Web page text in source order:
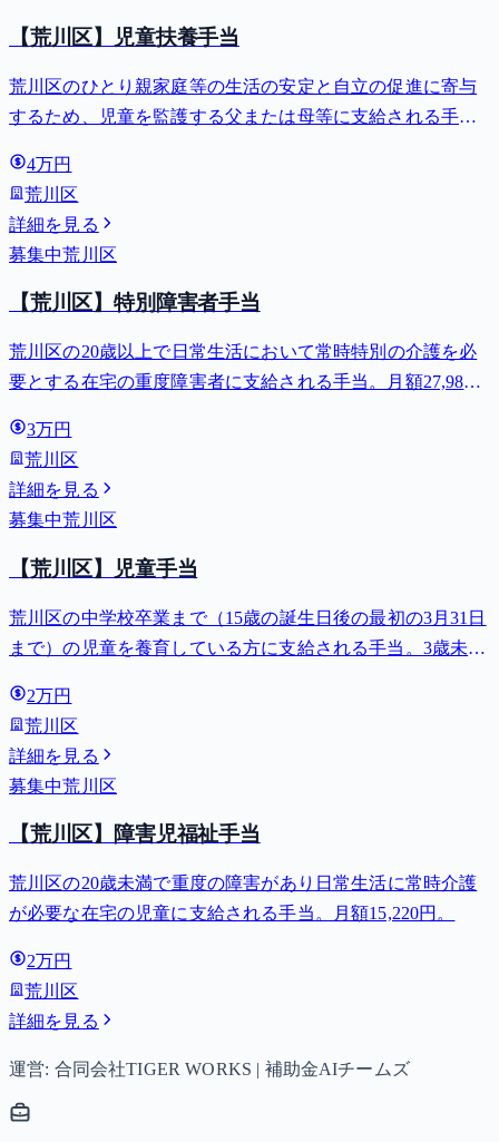
【荒川区】児童扶養手当
荒川区のひとり親家庭等の生活の安定と自立の促進に寄与
するため、児童を監護する父または母等に支給される手
4万円
荒川区
詳細を見る
募集中荒川区
【荒川区】特別障害者手当
荒川区の20歳以上で日常生活において常時特別の介護を必
要とする在宅の重度障害者に支給される手当。月額27,980
3万円
荒川区
詳細を見る
募集中荒川区
【荒川区】児童手当
荒川区の中学校卒業まで（15歳の誕生日後の最初の3月31日
まで）の児童を養育している方に支給される手当。3歳未満
子以降は15,000円）、中学生は月額10,000円。
2万円
荒川区
詳細を見る
募集中荒川区
【荒川区】障害児福祉手当
荒川区の20歳未満で重度の障害があり日常生活に常時介護
が必要な在宅の児童に支給される手当。月額15,220円。
2万円
荒川区
詳細を見る
運営: 合同会社TIGER WORKS | 補助金AIチームズ